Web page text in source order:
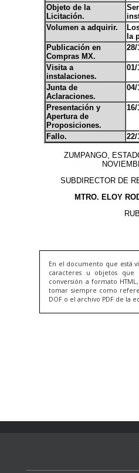
En el documento que está
caracteres u objetos
conversión a formato
tomar siempre como
DOF o el archivo PDF de la